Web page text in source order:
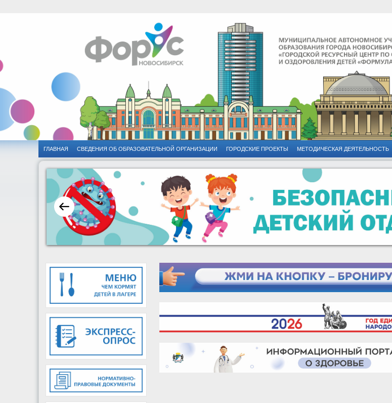
ГЛАВНАЯ CВЕДЕНИЯ ОБ ОБРАЗОВАТЕЛЬНОЙ ОРГАНИЗАЦИИ ГОРОДСКИЕ ПРОЕКТЫ МЕТОДИЧЕСКАЯ ДЕЯТЕЛЬНОСТЬ